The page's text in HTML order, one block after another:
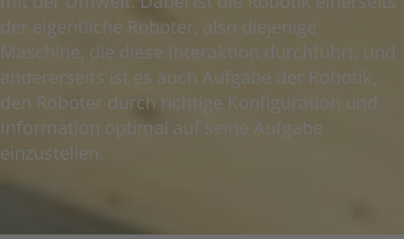
der eigentliche Roboter, also diejenige
Maschine, die diese Interaktion durchführt, und
andererseits ist es auch Aufgabe der Robotik,
den Roboter durch richtige Konfiguration und
Information optimal auf seine Aufgabe
einzustellen.